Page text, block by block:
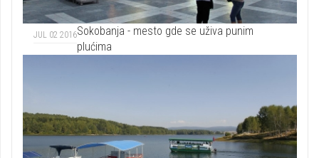
JUL 02 2016Sokobanja - mesto gde se uživa punim
plućima